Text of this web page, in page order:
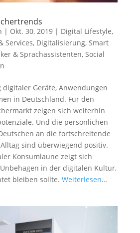
| Okt. 30, 2019| Digital Lifestyle,
Services, Digitalisierung, Smart
& Sprachassistenten, Social
Geräte, Anwendungen
in Deutschland. Für den
zeigen sich weiterhin
Und die persönlichen
an die fortschreitende
sind überwiegend positiv.
Konsumlaune zeigt sich
in der digitalen Kultur,
bleiben sollte. Weiterlesen…